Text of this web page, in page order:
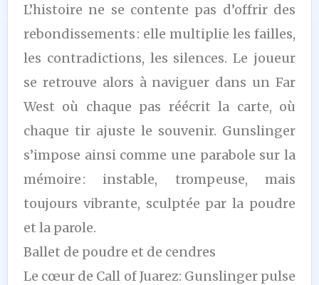
L’histoire ne se contente pas d’offrir des
rebondissements : elle multiplie les failles,
les contradictions, les silences. Le joueur
se retrouve alors à naviguer dans un Far
West où chaque pas réécrit la carte, où
chaque tir ajuste le souvenir. Gunslinger
s’impose ainsi comme une parabole sur la
mémoire : instable, trompeuse, mais
toujours vibrante, sculptée par la poudre
et la parole.
Ballet de poudre et de cendres
Le cœur de Call of Juarez: Gunslinger pulse